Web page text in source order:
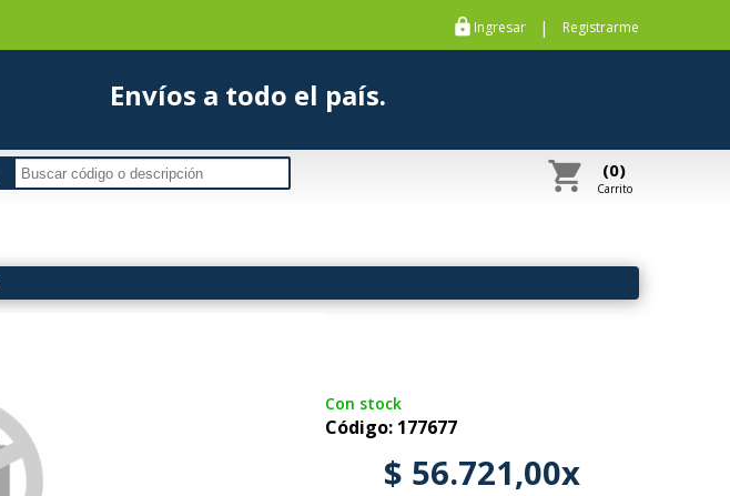
https Ingresar | Registrarme
Envíos a todo el país.
shopping_cart (0)
Carrito
Con stock
Código: 177677
$ 56.721,00x